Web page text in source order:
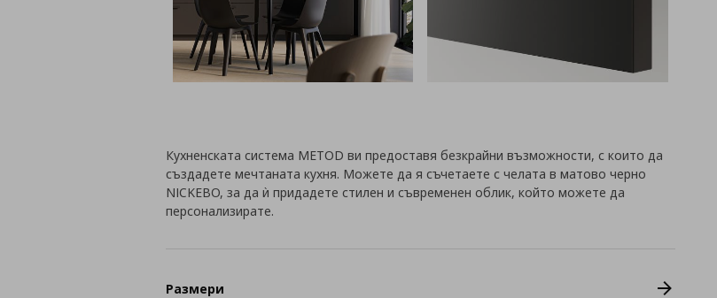
Кухненската система METOD ви предоставя безкрайни възможности, с които да
създадете мечтаната кухня. Можете да я съчетаете с челата в матово черно
NICKEBO, за да ѝ придадете стилен и съвременен облик, който можете да
персонализирате.
Размери